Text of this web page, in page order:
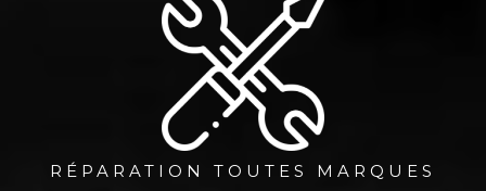
RÉPARATION TOUTES MARQUES